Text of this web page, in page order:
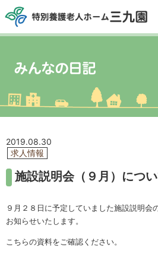
施設説明会（９月）につ
2019.08.30
求人情報
９月２８日に予定していました施設説明会
お知らせいたします。
こちらの資料をご確認ください。